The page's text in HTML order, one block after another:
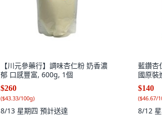
【川元參藥行】調味杏仁粉 奶香濃
郁 口感豐富, 600g, 1個
$260
($43.33/100g)
8/13 星期四 預計送達
藍鑽杏
國原裝
$140
($46.67/
8/12